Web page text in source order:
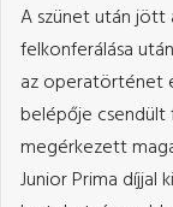
A szünet után jött
felkonferálása
az operatörténet
belépője csendült
megérkezett
Junior Prima díjjal